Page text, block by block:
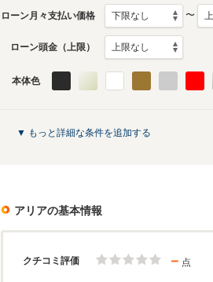
ローン月々支払い価格 〜
ローン頭金（上限）
本体色
▼ もっと詳細な条件を追加する
アリアの基本情報
クチコミ評価 － 点